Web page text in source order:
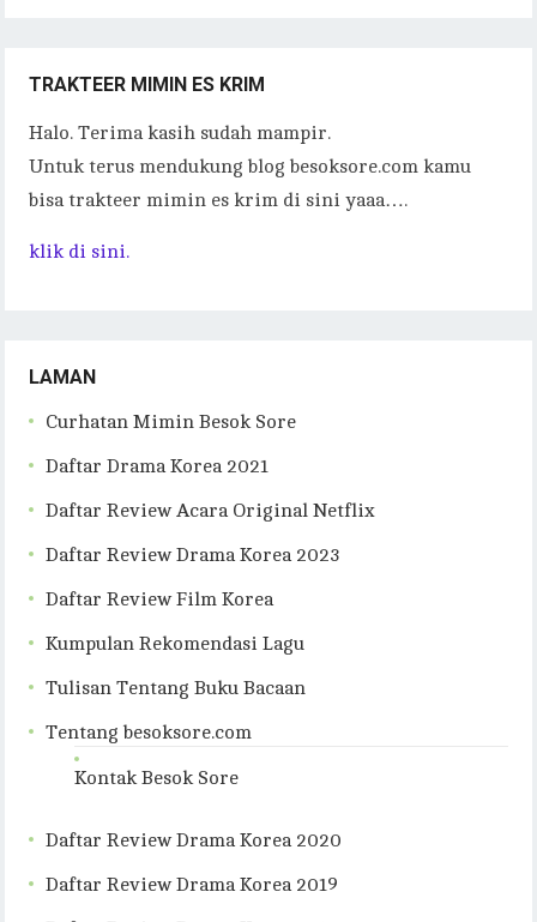
TRAKTEER MIMIN ES KRIM
Halo. Terima kasih sudah mampir.
Untuk terus mendukung blog besoksore.com kamu
bisa trakteer mimin es krim di sini yaaa….
klik di sini.
LAMAN
Curhatan Mimin Besok Sore
Daftar Drama Korea 2021
Daftar Review Acara Original Netflix
Daftar Review Drama Korea 2023
Daftar Review Film Korea
Kumpulan Rekomendasi Lagu
Tulisan Tentang Buku Bacaan
Tentang besoksore.com
Kontak Besok Sore
Daftar Review Drama Korea 2020
Daftar Review Drama Korea 2019